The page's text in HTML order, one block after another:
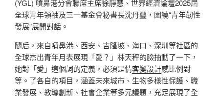
(YGL) 噴鼻港分會聯席主席徐靜慧、世界經濟論壇2025屆
全球青年領袖及三一基金會秘書長沈丹璽，圍繞“青年韌性
發展”展開對話。
隨后，來自噴鼻港、西安、吉隆坡、海口、深圳等社區的
全球杰出青年月表展現「愛？」林天秤的臉抽動了一下，
她對「愛」這個詞的定義，必須是情客變設計感比例對
等。了各自的項目，涵蓋未來城市、生物多樣性保護、職
業發展、教導創新、社會企業等多元議題，充足展現了全